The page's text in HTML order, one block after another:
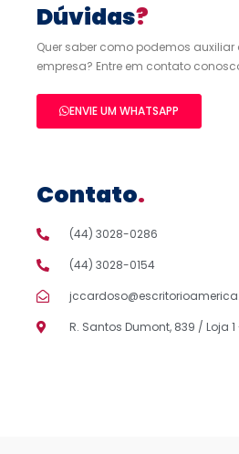
Dúvidas?
Quer saber como podemos
empresa? Entre em contato
ENVIE UM WHATSAPP
Contato.
(44) 3028-0286
(44) 3028-0154
R. Santos Dumont, 839 / Loja